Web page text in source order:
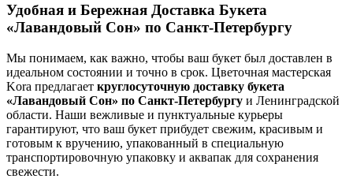
Удобная и Бережная Доставка Букета
«Лавандовый Сон» по Санкт-Петербургу
Мы понимаем, как важно, чтобы ваш букет был доставлен в
идеальном состоянии и точно в срок. Цветочная мастерская
Kora предлагает круглосуточную доставку букета
«Лавандовый Сон» по Санкт-Петербургу и Ленинградской
области. Наши вежливые и пунктуальные курьеры
гарантируют, что ваш букет прибудет свежим, красивым и
готовым к вручению, упакованный в специальную
транспортировочную упаковку и аквапак для сохранения
свежести.